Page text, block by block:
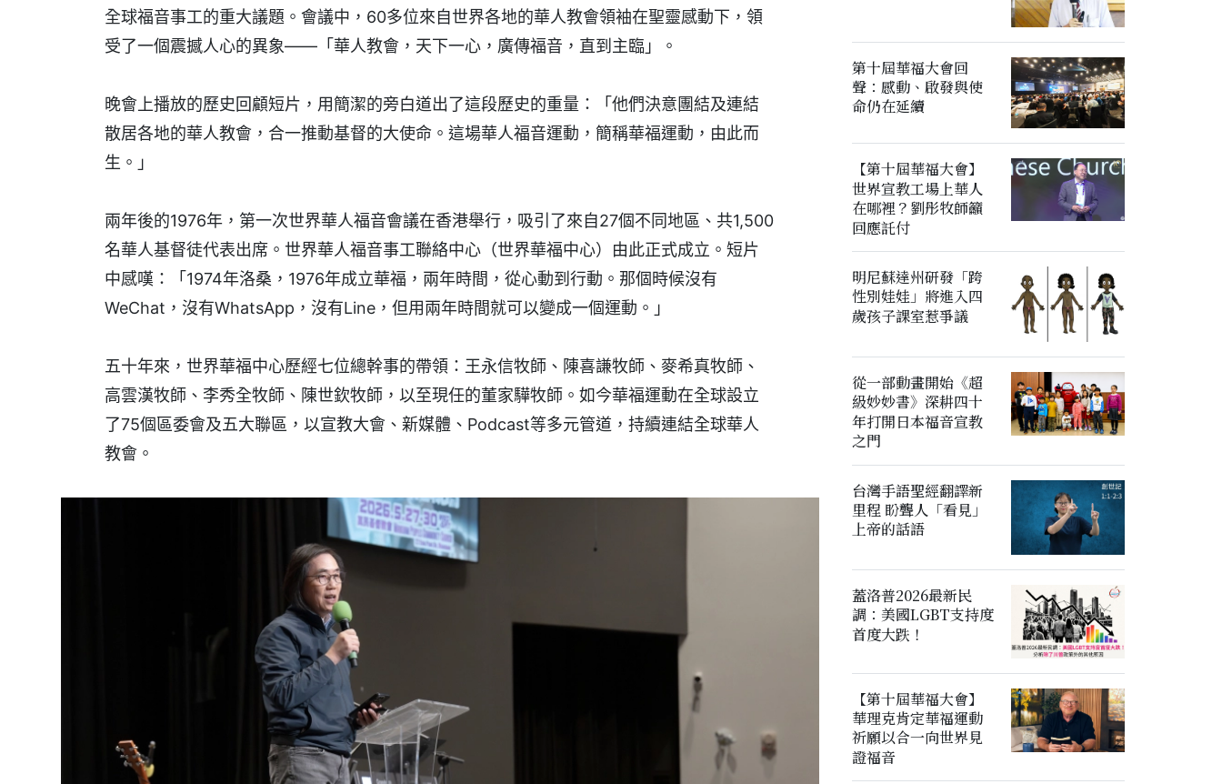
全球福音事工的重大議題。會議中，60多位來自世界各地的華人教會領袖在聖靈感動下，領
受了一個震撼人心的異象——「華人教會，天下一心，廣傳福音，直到主臨」。
晚會上播放的歷史回顧短片，用簡潔的旁白道出了這段歷史的重量：「他們決意團結及連結
散居各地的華人教會，合一推動基督的大使命。這場華人福音運動，簡稱華福運動，由此而
生。」
兩年後的1976年，第一次世界華人福音會議在香港舉行，吸引了來自27個不同地區、共1,500
名華人基督徒代表出席。世界華人福音事工聯絡中心（世界華福中心）由此正式成立。短片
中感嘆：「1974年洛桑，1976年成立華福，兩年時間，從心動到行動。那個時候沒有
WeChat，沒有WhatsApp，沒有Line，但用兩年時間就可以變成一個運動。」
五十年來，世界華福中心歷經七位總幹事的帶領：王永信牧師、陳喜謙牧師、麥希真牧師、
高雲漢牧師、李秀全牧師、陳世欽牧師，以至現任的董家驊牧師。如今華福運動在全球設立
了75個區委會及五大聯區，以宣教大會、新媒體、Podcast等多元管道，持續連結全球華人
教會。
第十屆華福大會回
聲：感動、啟發與使
命仍在延續
【第十屆華福大會】
世界宣教工場上華人
在哪裡？劉彤牧師籲
回應託付
明尼蘇達州研發「跨
性別娃娃」將進入四
歲孩子課室惹爭議
從一部動畫開始《超
級妙妙書》深耕四十
年打開日本福音宣教
之門
台灣手語聖經翻譯新
里程 盼聾人「看見」
上帝的話語
蓋洛普2026最新民
調：美國LGBT支持度
首度大跌！
【第十屆華福大會】
華理克肯定華福運動
祈願以合一向世界見
證福音